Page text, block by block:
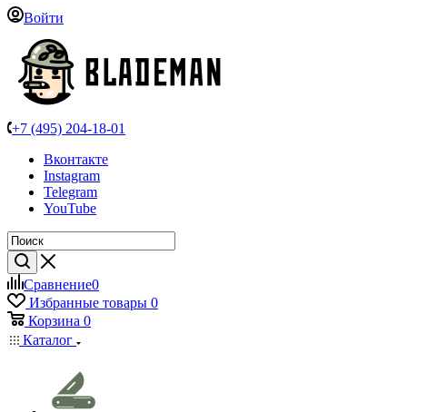
Войти
+7 (495) 204-18-01
Вконтакте
Instagram
Telegram
YouTube
Сравнение0
Избранные товары 0
Корзина 0
Каталог